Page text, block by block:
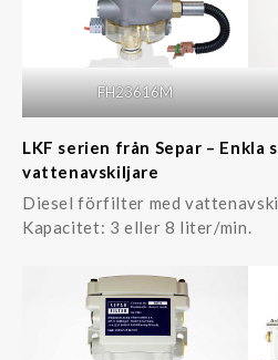
FH23616M
LKF serien från Separ – Enkla
vattenavskiljare
Diesel förfilter med
Kapacitet: 3 eller 8 liter/min.